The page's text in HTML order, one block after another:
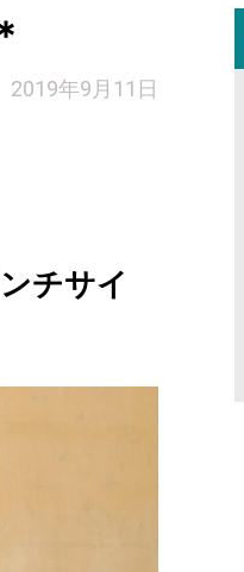
2019年9月11日
チサイ